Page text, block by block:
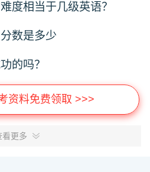
度相当于几级英语？
数是多少
的吗？
资料免费领取 >>>
看更多